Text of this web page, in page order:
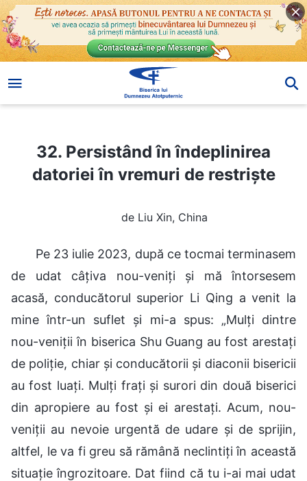
32. Persistând în îndeplinirea
datoriei în vremuri de restriște
de Liu Xin, China
Pe 23 iulie 2023, după ce tocmai terminasem
de udat câțiva nou-veniți și mă întorsesem
acasă, conducătorul superior Li Qing a venit la
mine într-un suflet și mi-a spus: „Mulți dintre
nou-veniții în biserica Shu Guang au fost arestați
de poliție, chiar și conducătorii și diaconii bisericii
au fost luați. Mulți frați și surori din două biserici
din apropiere au fost și ei arestați. Acum, nou-
veniții au nevoie urgentă de udare și de sprijin,
altfel, le va fi greu să rămână neclintiți în această
situație îngrozitoare. Dat fiind că tu i-ai mai udat